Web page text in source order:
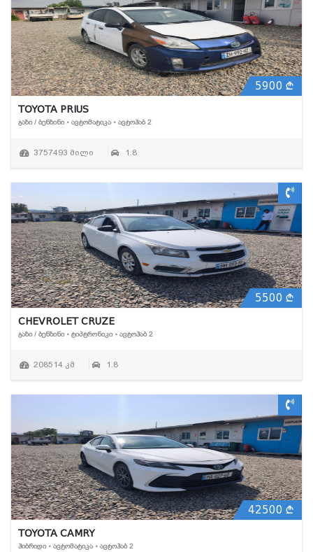
5900
TOYOTA PRIUS
ᲒᲐᲖᲘ / ᲑᲔᲜᲖᲘᲜᲘ • ᲐᲕᲢᲝᲛᲐᲢᲘᲙᲐ • ᲐᲕᲢᲝᲰᲐᲑ 2
3757493 მილი 1.8
5500
CHEVROLET CRUZE
ᲒᲐᲖᲘ / ᲑᲔᲜᲖᲘᲜᲘ • ᲢᲘᲞᲢᲠᲝᲜᲘᲙᲘ • ᲐᲕᲢᲝᲰᲐᲑ 2
208514 კმ 1.8
42500
TOYOTA CAMRY
ᲰᲘᲑᲠᲘᲓᲘ • ᲐᲕᲢᲝᲛᲐᲢᲘᲙᲐ • ᲐᲕᲢᲝᲰᲐᲑ 2